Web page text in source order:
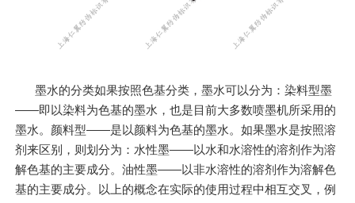
墨水的分类如果按照色基分类，墨水可以分为：染料型墨
——即以染料为色基的墨水，也是目前大多数喷墨机所采用的
墨水。颜料型——是以颜料为色基的墨水。如果墨水是按照溶
剂来区别，则划分为：水性墨——以水和水溶性的溶剂作为溶
解色基的主要成分。油性墨——以非水溶性的溶剂作为溶解色
基的主要成分。以上的概念在实际的使用过程中相互交叉，例